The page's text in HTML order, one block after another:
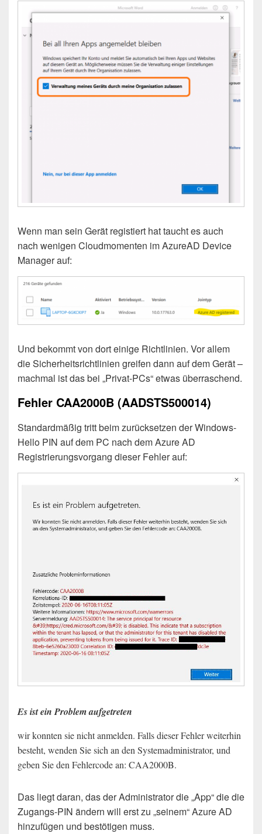
Wenn man sein Gerät registiert hat taucht es auch
nach wenigen Cloudmomenten im AzureAD Device
Manager auf:
Und bekommt von dort einige Richtlinien. Vor allem
die Sicherheitsrichtlinien greifen dann auf dem Gerät –
machmal ist das bei „Privat-PCs“ etwas überraschend.
Fehler CAA2000B (AADSTS500014)
Standardmäßig tritt beim zurücksetzen der Windows-
Hello PIN auf dem PC nach dem Azure AD
Registrierungsvorgang dieser Fehler auf:
Es ist ein Problem aufgetreten
wir konnten sie nicht anmelden. Falls dieser Fehler weiterhin
besteht, wenden Sie sich an den Systemadministrator, und
geben Sie den Fehlercode an: CAA2000B.
Das liegt daran, das der Administrator die „App“ die die
Zugangs-PIN ändern will erst zu „seinem“ Azure AD
hinzufügen und bestötigen muss.